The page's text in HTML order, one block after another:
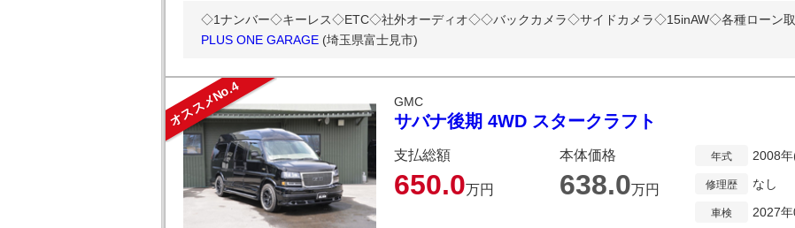
◇1ナンバー◇キーレス◇ETC◇社外オーディオ◇◇バックカメラ◇サイドカメラ◇15inAW◇各種ローン
PLUS ONE GARAGE (埼玉県富士見市)
オススメNo.4 GMC
サバナ後期 4WD スタークラフト
支払総額
650.0万円
本体価格
638.0万円
年式 2008
修理歴 なし
車検 2027年